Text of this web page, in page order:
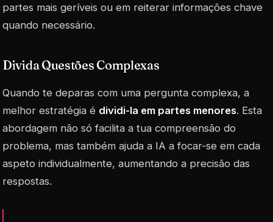
partes mais geríveis ou em reiterar informações chave
quando necessário.
Divida Questões Complexas
Quando te deparas com uma pergunta complexa, a
melhor estratégia é dividi-la em partes menores. Esta
abordagem não só facilita a tua compreensão do
problema, mas também ajuda a IA a focar-se em cada
aspeto individualmente, aumentando a precisão das
respostas.